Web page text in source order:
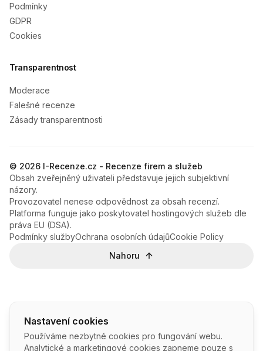
Nastavení cookies
Používáme nezbytné cookies pro fungování webu.
Analytické a marketingové cookies zapneme pouze s
Podmínky
GDPR
Cookies
Transparentnost
Moderace
Falešné recenze
Zásady transparentnosti
© 2026 I-Recenze.cz - Recenze firem a služeb
Obsah zveřejněný uživateli představuje jejich subjektivní
názory.
Provozovatel nenese odpovědnost za obsah recenzí.
Platforma funguje jako poskytovatel hostingových služeb dle
práva EU (DSA).
Podmínky službyOchrana osobních údajůCookie Policy
Nahoru